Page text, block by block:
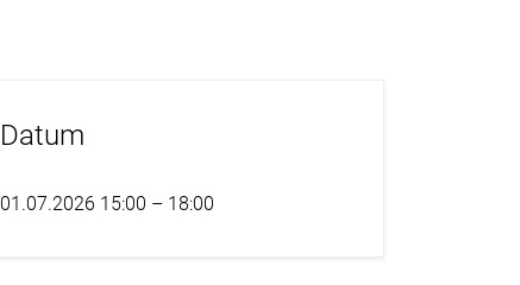
Datum
01.07.2026 15:00 – 18:00